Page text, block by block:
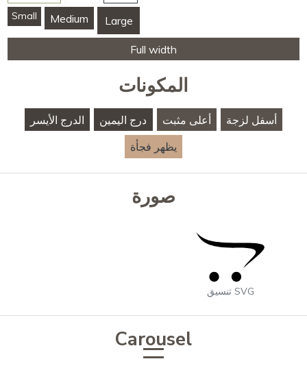
Small Medium Large
Full width
المكونات
الدرج الأيسر درج اليمين أعلى مثبت
أسفل لزجة
يظهر فجأة
صورة
تنسيق SVG
Carousel